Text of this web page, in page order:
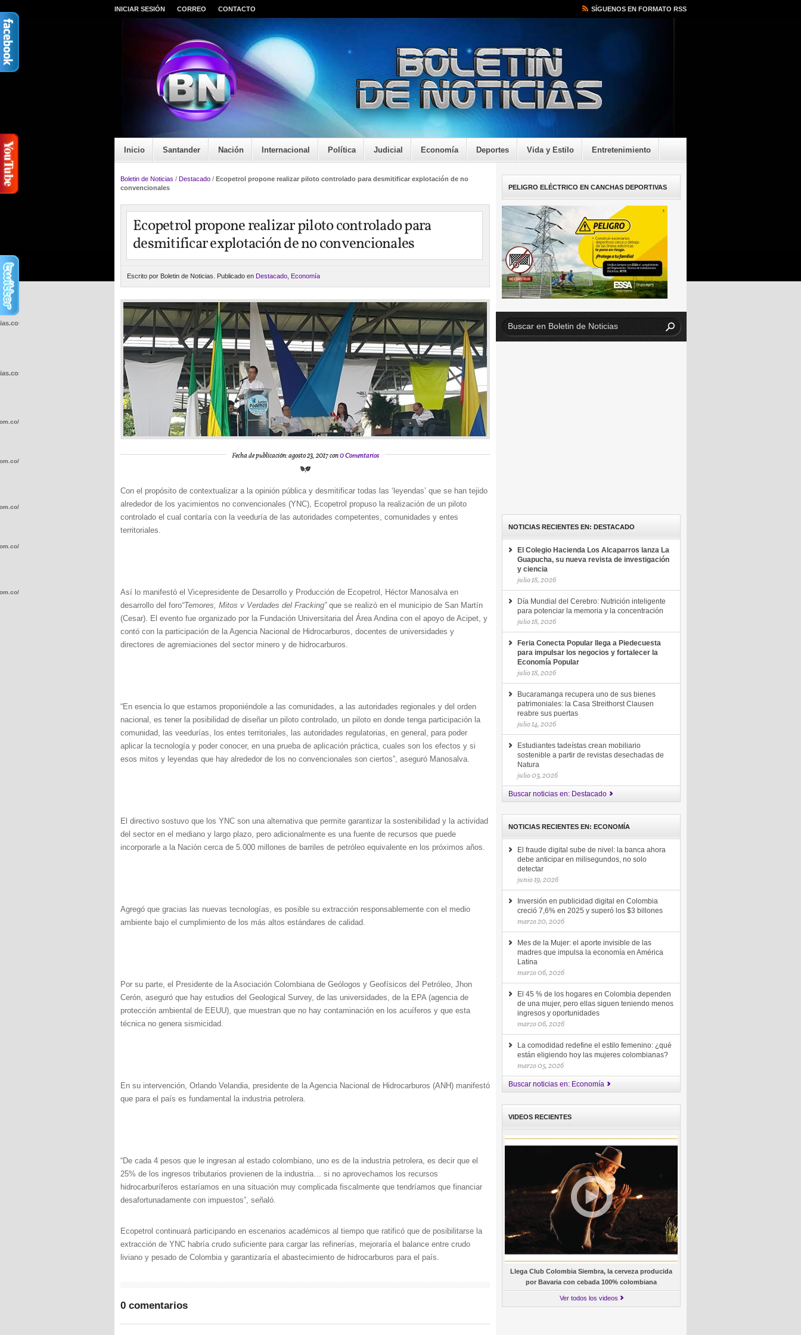
INICIAR SESIÓN CORREO CONTACTO SÍGUENOS EN FORMATO RSS
Inicio Santander Nación Internacional Política Judicial Economía Deportes Vida y Estilo Entretenimiento
Boletin de Noticias / Destacado / Ecopetrol propone realizar piloto controlado para desmitificar explotación de no
convencionales
Ecopetrol propone realizar piloto controlado para
desmitificar explotación de no convencionales
Escrito por Boletin de Noticias. Publicado en Destacado Economía
Fecha de publicación: agosto 23, 2017 con0 Comentarios
Con el propósito de contextualizar a la opinión pública y desmitificar todas las ‘leyendas’ que se han tejido
alrededor de los yacimientos no convencionales (YNC), Ecopetrol propuso la realización de un piloto
controlado el cual contaría con la veeduría de las autoridades competentes, comunidades y entes
territoriales.
Así lo manifestó el Vicepresidente de Desarrollo y Producción de Ecopetrol, Héctor Manosalva en
desarrollo del foro“Temores, Mitos v Verdades del Fracking”que se realizó en el municipio de San Martín
(Cesar). El evento fue organizado por la Fundación Universitaria del Área Andina con el apoyo de Acipet, y
contó con la participación de la Agencia Nacional de Hidrocarburos, docentes de universidades y
directores de agremiaciones del sector minero y de hidrocarburos.
“En esencia lo que estamos proponiéndole a las comunidades, a las autoridades regionales y del orden
nacional, es tener la posibilidad de diseñar un piloto controlado, un piloto en donde tenga participación la
comunidad, las veedurías, los entes territoriales, las autoridades regulatorias, en general, para poder
aplicar la tecnología y poder conocer, en una prueba de aplicación práctica, cuales son los efectos y si
esos mitos y leyendas que hay alrededor de los no convencionales son ciertos”, aseguró Manosalva.
El directivo sostuvo que los YNC son una alternativa que permite garantizar la sostenibilidad y la actividad
del sector en el mediano y largo plazo, pero adicionalmente es una fuente de recursos que puede
incorporarle a la Nación cerca de 5.000 millones de barriles de petróleo equivalente en los próximos años.
Agregó que gracias las nuevas tecnologías, es posible su extracción responsablemente con el medio
ambiente bajo el cumplimiento de los más altos estándares de calidad.
Por su parte, el Presidente de la Asociación Colombiana de Geólogos y Geofísicos del Petróleo, Jhon
Cerón, aseguró que hay estudios del Geological Survey, de las universidades, de la EPA (agencia de
protección ambiental de EEUU), que muestran que no hay contaminación en los acuíferos y que esta
técnica no genera sismicidad.
En su intervención, Orlando Velandia, presidente de la Agencia Nacional de Hidrocarburos (ANH) manifestó
que para el país es fundamental la industria petrolera.
“De cada 4 pesos que le ingresan al estado colombiano, uno es de la industria petrolera, es decir que el
25% de los ingresos tributarios provienen de la industria… si no aprovechamos los recursos
hidrocarburíferos estaríamos en una situación muy complicada fiscalmente que tendríamos que financiar
desafortunadamente con impuestos”, señaló.
Ecopetrol continuará participando en escenarios académicos al tiempo que ratificó que de posibilitarse la
extracción de YNC habría crudo suficiente para cargar las refinerías, mejoraría el balance entre crudo
liviano y pesado de Colombia y garantizaría el abastecimiento de hidrocarburos para el país.
0 comentarios
PELIGRO ELÉCTRICO EN CANCHAS DEPORTIVAS
NOTICIAS RECIENTES EN: DESTACADO
El Colegio Hacienda Los Alcaparros lanza La
Guapucha, su nueva revista de investigación
y ciencia
julio 18, 2026
Día Mundial del Cerebro: Nutrición inteligente
para potenciar la memoria y la concentración
julio 18, 2026
Feria Conecta Popular llega a Piedecuesta
para impulsar los negocios y fortalecer la
Economía Popular
julio 18, 2026
Bucaramanga recupera uno de sus bienes
patrimoniales: la Casa Streithorst Clausen
reabre sus puertas
julio 14, 2026
Estudiantes tadeístas crean mobiliario
sostenible a partir de revistas desechadas de
Natura
julio 03, 2026
Buscar noticias en: Destacado
NOTICIAS RECIENTES EN: ECONOMÍA
El fraude digital sube de nivel: la banca ahora
debe anticipar en milisegundos, no solo
detectar
junio 19, 2026
Inversión en publicidad digital en Colombia
creció 7,6% en 2025 y superó los $3 billones
marzo 20, 2026
Mes de la Mujer: el aporte invisible de las
madres que impulsa la economía en América
Latina
marzo 06, 2026
El 45 % de los hogares en Colombia dependen
de una mujer, pero ellas siguen teniendo menos
ingresos y oportunidades
marzo 06, 2026
La comodidad redefine el estilo femenino: ¿qué
están eligiendo hoy las mujeres colombianas?
marzo 05, 2026
Buscar noticias en: Economía
VIDEOS RECIENTES
Llega Club Colombia Siembra, la cerveza producida
por Bavaria con cebada 100% colombiana
Ver todos los videos
wp-
wp-
wp-
wp-
wp-
wp-
wp-